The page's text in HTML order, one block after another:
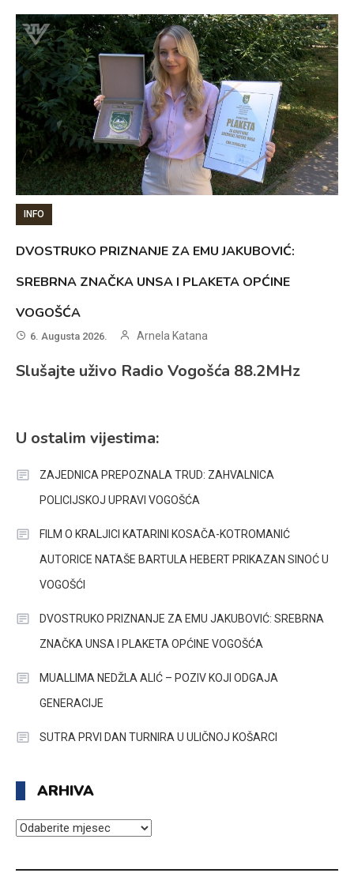
INFO
DVOSTRUKO PRIZNANJE ZA EMU JAKUBOVIĆ:
SREBRNA ZNAČKA UNSA I PLAKETA OPĆINE
VOGOŠĆA
6. Augusta 2026. Arnela Katana
Slušajte uživo Radio Vogošća 88.2MHz
U ostalim vijestima:
ZAJEDNICA PREPOZNALA TRUD: ZAHVALNICA
POLICIJSKOJ UPRAVI VOGOŠĆA
FILM O KRALJICI KATARINI KOSAČA-KOTROMANIĆ
AUTORICE NATAŠE BARTULA HEBERT PRIKAZAN SINOĆ U
VOGOŠĆI
DVOSTRUKO PRIZNANJE ZA EMU JAKUBOVIĆ: SREBRNA
ZNAČKA UNSA I PLAKETA OPĆINE VOGOŠĆA
MUALLIMA NEDŽLA ALIĆ – POZIV KOJI ODGAJA
GENERACIJE
SUTRA PRVI DAN TURNIRA U ULIČNOJ KOŠARCI
ARHIVA
ARHIVA